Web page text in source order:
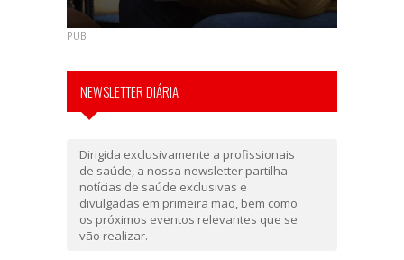
PUB
NEWSLETTER DIÁRIA
Dirigida exclusivamente a profissionais
de saúde, a nossa newsletter partilha
notícias de saúde exclusivas e
divulgadas em primeira mão, bem como
os próximos eventos relevantes que se
vão realizar.